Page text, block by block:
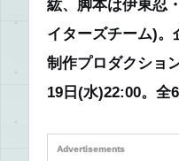
紘、脚本は伊東忍
イターズチーム)。
制作プロダクショ
19日(水)22:00。全
Advertisements